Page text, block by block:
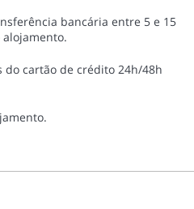
bancária entre 5 e 15
do cartão de crédito 24h/48h